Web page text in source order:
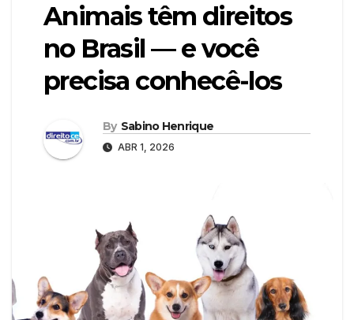
Animais têm direitos
no Brasil — e você
precisa conhecê-los
By Sabino Henrique
ABR 1, 2026